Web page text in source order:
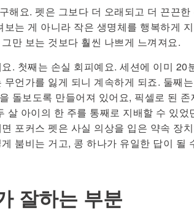
해요. 펫은 그보다 더 오래되고 더 끈끈
는 게 아니라 작은 생명체를 행복하게
만 보는 것보다 훨씬 나쁘게 느껴져요.
. 첫째는 손실 회피예요. 세션에 이미 20
언가를 잃게 되니 계속하게 되죠. 둘째
돌보도록 만들어져 있어요, 픽셀로 된 존
살 아이의 한 주를 통째로 지배할 수 있었
포커스 펫은 사실 의상을 입은 약속 장
붐비는 거고, 콩 하나가 유일한 답이 될
잘하는 부분